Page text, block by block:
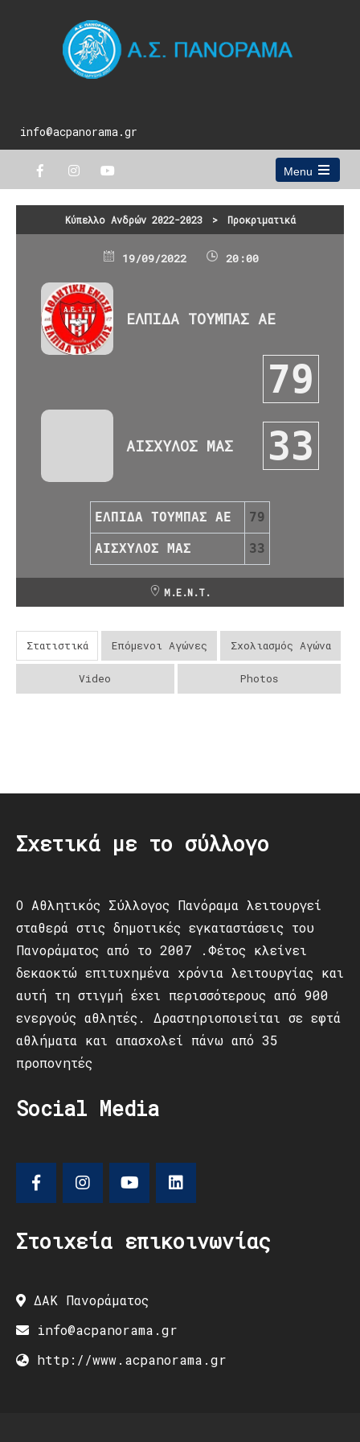
info@acpanorama.gr
Menu
Open
main
Κύπελλο Ανδρών 2022-2023 > Προκριματικά
19/09/2022 20:00
ΕΛΠΙΔΑ ΤΟΥΜΠΑΣ ΑΕ
79
ΑΙΣΧΥΛΟΣ ΜΑΣ 33
ΕΛΠΙΔΑ ΤΟΥΜΠΑΣ ΑΕ 79
ΑΙΣΧΥΛΟΣ ΜΑΣ 33
Μ.Ε.Ν.Τ.
Στατιστικά Επόμενοι Αγώνες Σχολιασμός Αγώνα
Video Photos
Σχετικά με το σύλλογο
Ο Αθλητικός Σύλλογος Πανόραμα λειτουργεί
σταθερά στις δημοτικές εγκαταστάσεις του
Πανοράματος από το 2007 .Φέτος κλείνει
δεκαοκτώ επιτυχημένα χρόνια λειτουργίας και
αυτή τη στιγμή έχει περισσότερους από 900
ενεργούς αθλητές. Δραστηριοποιείται σε εφτά
αθλήματα και απασχολεί πάνω από 35
προπονητές
Social Media
Στοιχεία επικοινωνίας
ΔΑΚ Πανοράματος
info@acpanorama.gr
http://www.acpanorama.gr